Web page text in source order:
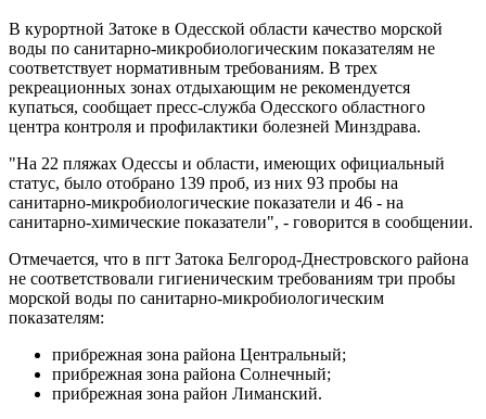
В курортной Затоке в Одесской области качество морской
воды по санитарно-микробиологическим показателям не
соответствует нормативным требованиям. В трех
рекреационных зонах отдыхающим не рекомендуется
купаться, сообщает пресс-служба Одесского областного
центра контроля и профилактики болезней Минздрава.
"На 22 пляжах Одессы и области, имеющих официальный
статус, было отобрано 139 проб, из них 93 пробы на
санитарно-микробиологические показатели и 46 - на
санитарно-химические показатели", - говорится в сообщении.
Отмечается, что в пгт Затока Белгород-Днестровского района
не соответствовали гигиеническим требованиям три пробы
морской воды по санитарно-микробиологическим
показателям:
прибрежная зона района Центральный;
прибрежная зона района Солнечный;
прибрежная зона район Лиманский.